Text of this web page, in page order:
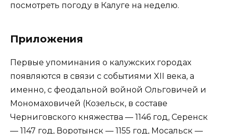
посмотреть погоду в Калуге на неделю.
Приложения
Первые упоминания о калужских городах
появляются в связи с событиями XII века, а
именно, с феодальной войной Ольговичей и
Мономаховичей (Козельск, в составе
Черниговского княжества — 1146 год, Серенск
— 1147 год, Воротынск — 1155 год, Мосальск —